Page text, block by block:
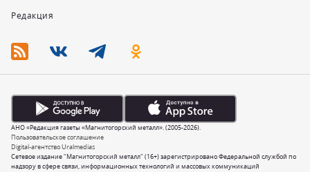
Редакция
Сетевое издание "Магнитогорский металл" (16+) зарегистрировано Федеральной службой по
надзору в сфере связи, информационных технологий и массовых коммуникаций
Пользовательское соглашение
Digital-агентство Uralmedias
АНО «Редакция газеты «Магнитогорский металл». (2005-2026).